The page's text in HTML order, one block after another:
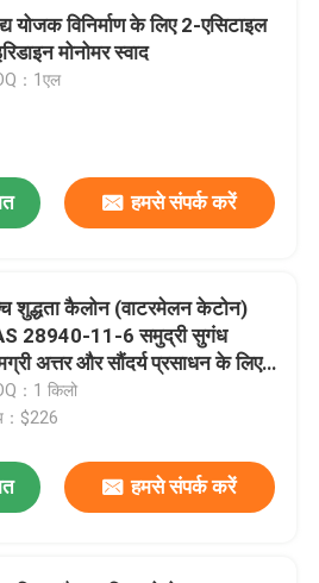
योजक विनिर्माण के लिए 2-एसिटाइल
मोनोमर स्वाद
：1एल
हमसे संपर्क करें
शुद्धता कैलोन (वाटरमेलन केटोन)
28940-11-6 समुद्री सुगंध
अत्तर और सौंदर्य प्रसाधन के लिए
जलीय नोट
：1 किलो
：$226
हमसे संपर्क करें